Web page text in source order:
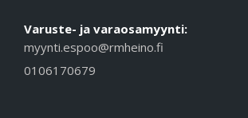
Varuste- ja varaosamyynti:
myynti.espoo@rmheino.fi
0106170679